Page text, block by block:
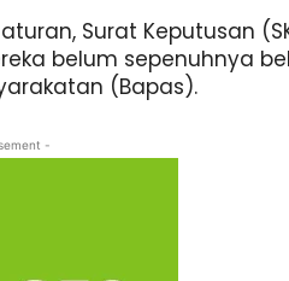
Surat Keputusan
belum sepenuhnya
(Bapas).
-